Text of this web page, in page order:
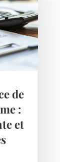
de
:
et